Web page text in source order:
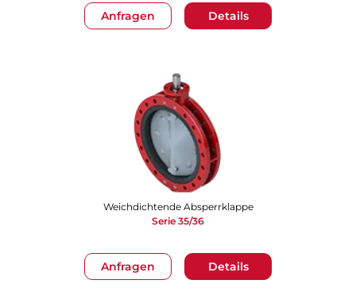
Anfragen Details
Anfragen Details
Weichdichtende Absperrklappe
Serie 35/36